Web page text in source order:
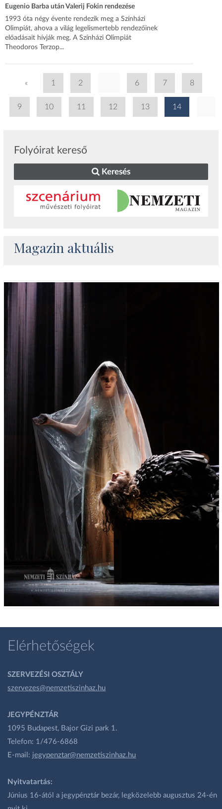
Eugenio Barba után Valerij Fokin rendezése
1993 óta négy évente rendezik meg a Színházi
Olimpiát, ahova a világ legelismertebb rendezőinek
előadásait hívják meg. A Színházi Olimpiát
Theodoros Terzop...
« 1 2 6 7 8
9 10 11 12 13 14
Folyóirat kereső
Keresés
Magazin aktuális
Elérhetőségek
SZERVEZÉSI OSZTÁLY
szervezes@nemzetiszinhaz.hu
JEGYPÉNZTÁR
1095 Budapest, Bajor Gizi park 1.
Telefon: 1/476-6868
E-mail: jegypenztar@nemzetiszinhaz.hu
Nyitvatartás:
Június 16-ától a jegypénztár bezár, legközelebb augusztus 24-én